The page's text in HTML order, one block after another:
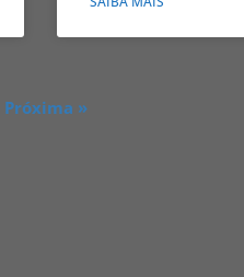
Próxima »